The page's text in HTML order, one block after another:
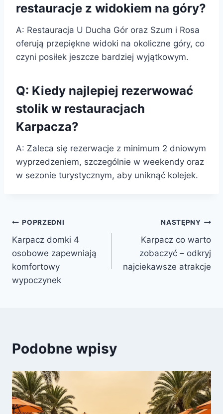
restauracje z widokiem na góry?
A: Restauracja U Ducha Gór oraz Szum i Rosa
oferują przepiękne widoki na okoliczne góry, co
czyni posiłek jeszcze bardziej wyjątkowym.
Q: Kiedy najlepiej rezerwować
stolik w restauracjach
Karpacza?
A: Zaleca się rezerwacje z minimum 2 dniowym
wyprzedzeniem, szczególnie w weekendy oraz
w sezonie turystycznym, aby uniknąć kolejek.
Nawigacja
wpisu
POPRZEDNI
Karpacz domki 4
osobowe zapewniają
komfortowy
wypoczynek
NASTĘPNY
Karpacz co warto
zobaczyć – odkryj
najciekawsze atrakcje
Podobne wpisy